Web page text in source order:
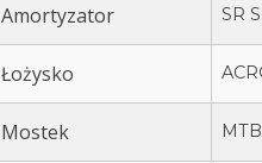
Amortyzator SR
Łożysko
Mostek